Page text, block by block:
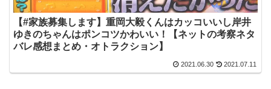
【#家族募集します】重岡大毅くんはカッコいいし岸井
ゆきのちゃんはポンコツかわいい！【ネットの考察ネタ
バレ感想まとめ・オトラクション】
2021.06.30 2021.07.11